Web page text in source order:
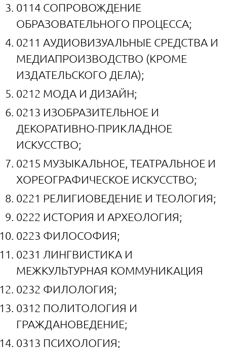
0114 СОПРОВОЖДЕНИЕ
ОБРАЗОВАТЕЛЬНОГО ПРОЦЕССА;
0211 АУДИОВИЗУАЛЬНЫЕ СРЕДСТВА И
МЕДИАПРОИЗВОДСТВО (КРОМЕ
ИЗДАТЕЛЬСКОГО ДЕЛА);
0212 МОДА И ДИЗАЙН;
0213 ИЗОБРАЗИТЕЛЬНОЕ И
ДЕКОРАТИВНО-ПРИКЛАДНОЕ
ИСКУССТВО;
0215 МУЗЫКАЛЬНОЕ, ТЕАТРАЛЬНОЕ И
ХОРЕОГРАФИЧЕСКОЕ ИСКУССТВО;
0221 РЕЛИГИОВЕДЕНИЕ И ТЕОЛОГИЯ;
0222 ИСТОРИЯ И АРХЕОЛОГИЯ;
0223 ФИЛОСОФИЯ;
0231 ЛИНГВИСТИКА И
МЕЖКУЛЬТУРНАЯ КОММУНИКАЦИЯ
0232 ФИЛОЛОГИЯ;
0312 ПОЛИТОЛОГИЯ И
ГРАЖДАНОВЕДЕНИЕ;
0313 ПСИХОЛОГИЯ;